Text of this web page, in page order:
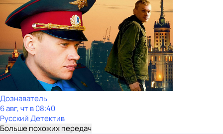
Дознаватель
6 авг, чт в 08:40
Русский Детектив
Больше похожих передач